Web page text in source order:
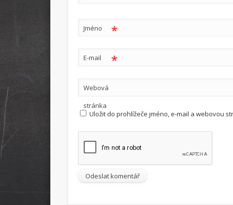
Jméno *
E-mail *
Webová
stránka
Uložit do prohlížeče jméno, e-mail a webovou